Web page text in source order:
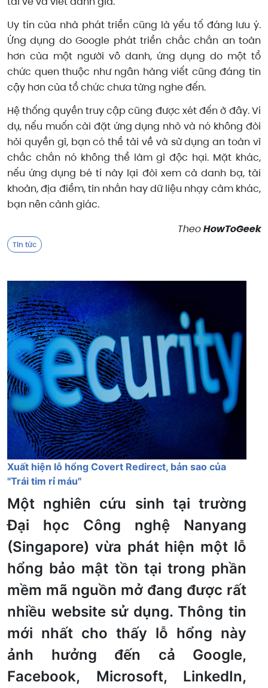
Uy tín của nhà phát triển cũng là yếu tố đáng lưu ý.
Ứng dụng do Google phát triển chắc chắn an toàn
hơn của một người vô danh, ứng dụng do một tổ
chức quen thuộc như ngân hàng viết cũng đáng tin
cậy hơn của tổ chức chưa từng nghe đến.
Hệ thống quyền truy cập cũng được xét đến ở đây. Ví
dụ, nếu muốn cài đặt ứng dụng nhỏ và nó không đòi
hỏi quyền gì, bạn có thể tải về và sử dụng an toàn vì
chắc chắn nó không thể làm gì độc hại. Mặt khác,
nếu ứng dụng bé tí này lại đòi xem cả danh bạ, tài
khoản, địa điểm, tin nhắn hay dữ liệu nhạy cảm khác,
bạn nên cảnh giác.
TheoHowToGeek
Tin tức
Xuất hiện lỗ hổng Covert Redirect, bản sao của
"Trái tim rỉ máu"
Một nghiên cứu sinh tại trường
Đại học Công nghệ Nanyang
(Singapore) vừa phát hiện một lỗ
hổng bảo mật tồn tại trong phần
mềm mã nguồn mở đang được rất
nhiều website sử dụng. Thông tin
mới nhất cho thấy lỗ hổng này
ảnh hưởng đến cả Google,
Facebook, Microsoft, LinkedIn,